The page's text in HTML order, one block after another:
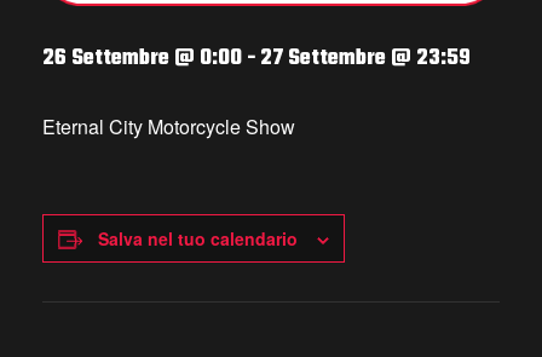
26 Settembre @ 0:00-27 Settembre @ 23:59
Eternal City Motorcycle Show
Salva nel tuo calendario